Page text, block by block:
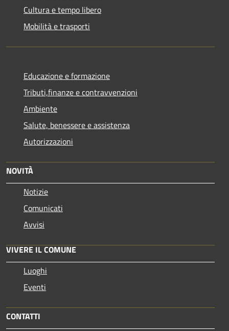
Cultura e tempo libero
Mobilità e trasporti
Educazione e formazione
Tributi,finanze e contravvenzioni
Ambiente
Salute, benessere e assistenza
Autorizzazioni
NOVITÀ
Notizie
Comunicati
Avvisi
VIVERE IL COMUNE
Luoghi
Eventi
CONTATTI